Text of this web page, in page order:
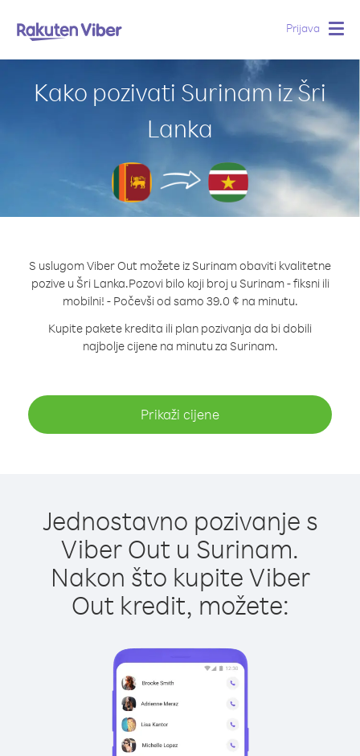
Prijava
Kako pozivati Surinam iz Šri
Lanka
S uslugom Viber Out možete iz Surinam obaviti kvalitetne
pozive u Šri Lanka.Pozovi bilo koji broj u Surinam - fiksni ili
mobilni! - Počevši od samo 39.0 ¢ na minutu.
Kupite pakete kredita ili plan pozivanja da bi dobili
najbolje cijene na minutu za Surinam.
Prikaži cijene
Jednostavno pozivanje s
Viber Out u Surinam.
Nakon što kupite Viber
Out kredit, možete: